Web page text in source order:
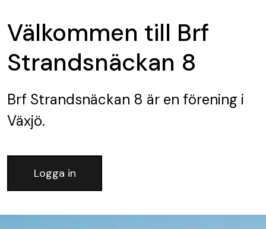
Välkommen till Brf
Strandsnäckan 8
Brf Strandsnäckan 8 är en förening i
Växjö.
Logga in